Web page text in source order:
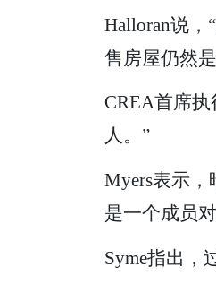
Halloran说，
售房屋仍然
CREA首席
人。”
Myers表示
是一个成员
Syme指出，